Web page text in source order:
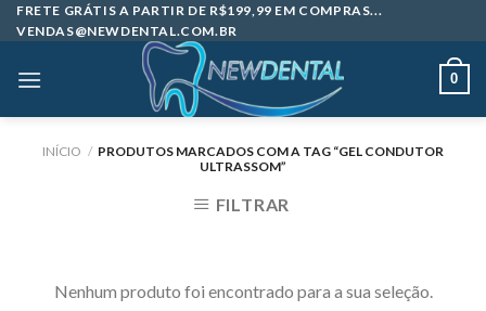
Skip
to
FRETE GRÁTIS A PARTIR DE R$199,99 EM COMPRAS...
VENDAS@NEWDENTAL.COM.BR
0
INÍCIO / PRODUTOS MARCADOS COM A TAG “GEL CONDUTOR
ULTRASSOM”
FILTRAR
Nenhum produto foi encontrado para a sua seleção.